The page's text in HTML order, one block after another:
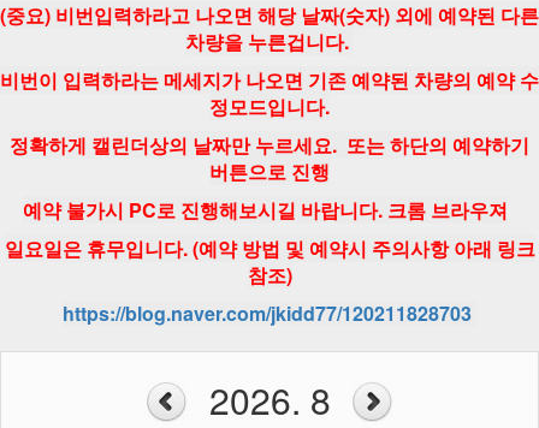
(중요) 비번입력하라고 나오면 해당 날짜(숫자) 외에 예약된 다른
차량을 누른겁니다.
비번이 입력하라는 메세지가 나오면 기존 예약된 차량의 예약 수
정모드입니다.
정확하게 캘린더상의 날짜만 누르세요. 또는 하단의 예약하기
버튼으로 진행
예약 불가시 PC로 진행해보시길 바랍니다. 크롬 브라우져
일요일은 휴무입니다. (예약 방법 및 예약시 주의사항 아래 링크
참조)
https://blog.naver.com/jkidd77/120211828703
2026. 8